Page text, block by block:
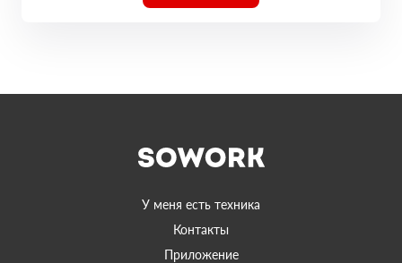
У меня есть техника
Контакты
Приложение